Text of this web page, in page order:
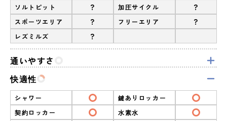
ソルトピット ? 加圧サイクル ?
スポーツエリア ? フリーエリア ?
レズミルズ ?
通いやすさ
快適性
シャワー
鍵ありロッカー
契約ロッカー
水素水